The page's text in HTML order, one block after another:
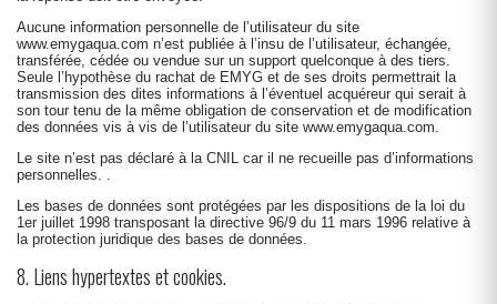
Aucune information personnelle de l’utilisateur du site
www.emygaqua.com n’est publiée à l’insu de l’utilisateur, échangée,
transférée, cédée ou vendue sur un support quelconque à des tiers.
Seule l’hypothèse du rachat de EMYG et de ses droits permettrait la
transmission des dites informations à l’éventuel acquéreur qui serait à
son tour tenu de la même obligation de conservation et de modification
des données vis à vis de l’utilisateur du site www.emygaqua.com.
Le site n’est pas déclaré à la CNIL car il ne recueille pas d’informations
personnelles. .
Les bases de données sont protégées par les dispositions de la loi du
1er juillet 1998 transposant la directive 96/9 du 11 mars 1996 relative à
la protection juridique des bases de données.
8. Liens hypertextes et cookies.